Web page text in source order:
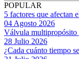
POPULAR
5 factores que afectan
04 Agosto 2026
Válvula multipropósito
28 Julio 2026
¿Cada cuánto tiempo